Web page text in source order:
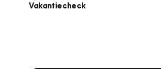
Vakantiecheck